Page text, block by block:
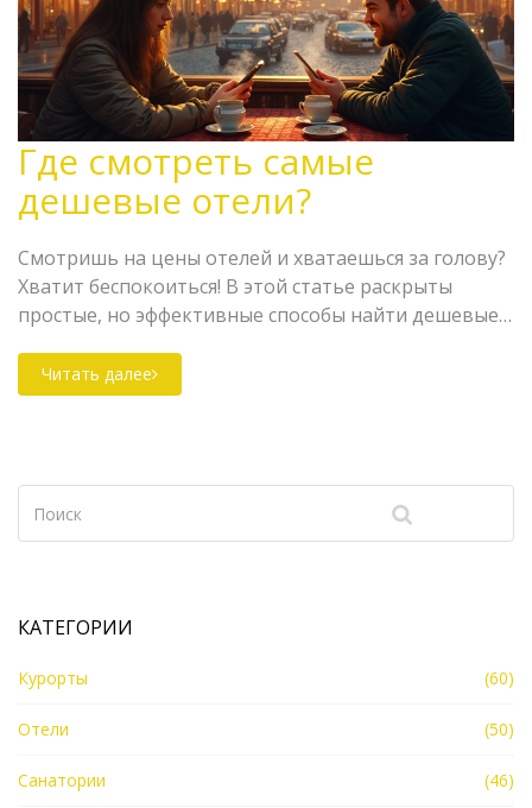
Где смотреть самые
дешевые отели?
Смотришь на цены отелей и хватаешься за голову?
Хватит беспокоиться! В этой статье раскрыты
простые, но эффективные способы найти дешевые
догадывался о некоторых из этих хитростей!
Читать далее
КАТЕГОРИИ
Курорты (60)
Отели (50)
Санатории (46)